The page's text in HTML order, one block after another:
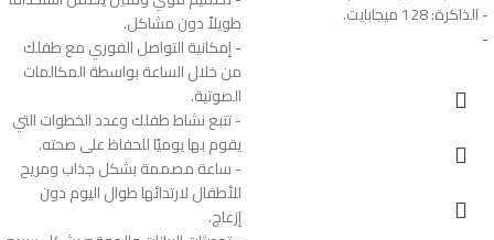
- الذاكرة: 128 ميجابايت.
-
طويلاً دون مشاكل.
- إمكانية التواصل الفوري مع طفلك
من خلال الساعة بواسطة المكالمات
الصوتية.
- تتبع نشاط طفلك وعدد الخطوات التي
يقوم بها يوميًا للحفاظ على صحته.
- ساعة مصممة بشكل جذاب ومريح
للأطفال لارتدائها طوال اليوم دون
إزعاج.